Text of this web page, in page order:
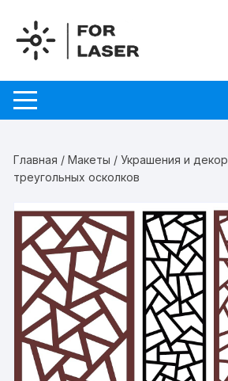
содержимому
Главная /Макеты /Украшения и декор
треугольных осколков